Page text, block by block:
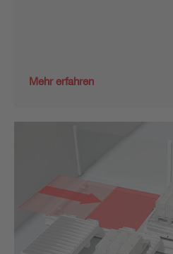
Mehr erfahren